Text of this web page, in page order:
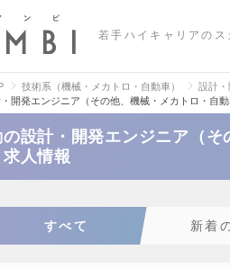
若手ハイキャリアのス
技術系（機械・メカトロ・自動車）
設計・
開発エンジニア（その他、機械・メカトロ・自
設計・開発エンジニア（そ
人情報
すべて 新着